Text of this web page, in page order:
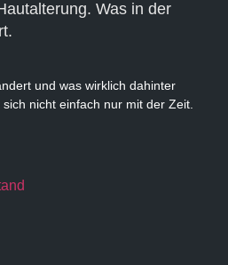
Was in der
und was wirklich dahinter
nicht einfach nur mit der Zeit.